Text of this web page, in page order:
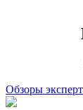
Обзоры